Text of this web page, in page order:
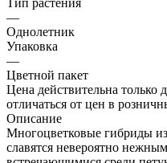
—
Однолетник
Упаковка
—
Цветной пакет
Цена действительна только
отличаться от цен в
Описание
Многоцветковые гибриды
славятся невероятно